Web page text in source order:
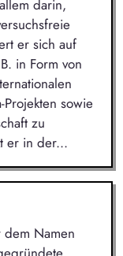
darin,
er sich auf
in Form von
sowie
zu
er in der...
Namen